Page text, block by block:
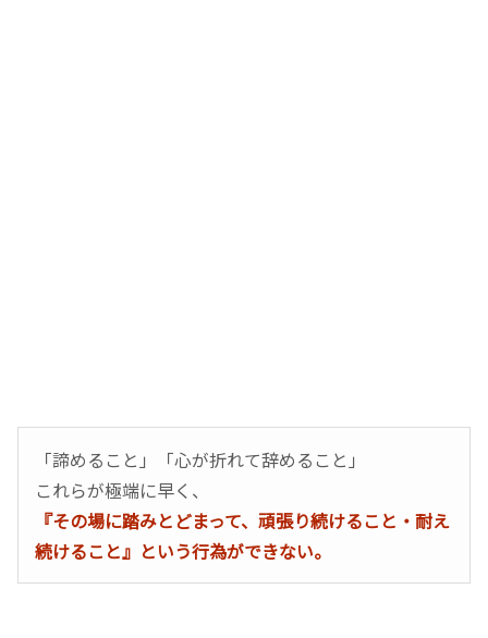
「諦めること」「心が折れて辞めること」
これらが極端に早く、
『その場に踏みとどまって、頑張り続けること・耐え
続けること』という行為ができない。